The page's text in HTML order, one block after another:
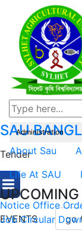
SAU
About Sau
Life At SAU
UPCOMING
EVENTS
Administration
Tender
Notice Office
Job Circular